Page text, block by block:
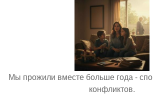
Мы прожили вместе больше года -
конфликтов.